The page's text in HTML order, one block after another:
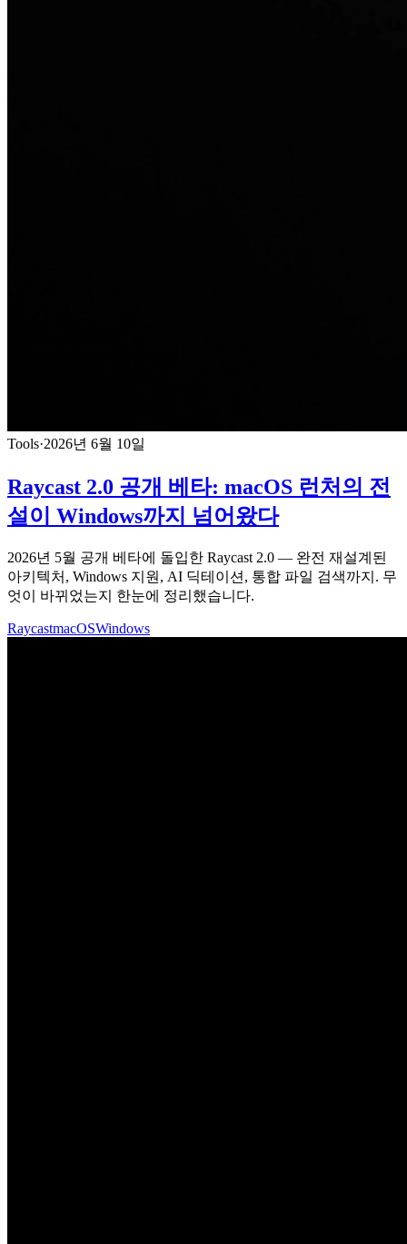
Tools·2026년 6월 10일
Raycast 2.0 공개 베타: macOS 런처의 전
설이 Windows까지 넘어왔다
2026년 5월 공개 베타에 돌입한 Raycast 2.0 — 완전 재설계된
아키텍처, Windows 지원, AI 딕테이션, 통합 파일 검색까지. 무
엇이 바뀌었는지 한눈에 정리했습니다.
RaycastmacOSWindows